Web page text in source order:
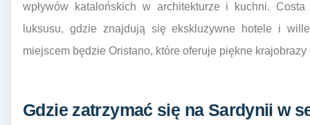
wpływów katalońskich w architekturze i kuchni.
luksusu, gdzie znajdują się ekskluzywne hotele i
miejscem będzie Oristano, które oferuje piękne krajobrazy
Gdzie zatrzymać się na Sardynii w